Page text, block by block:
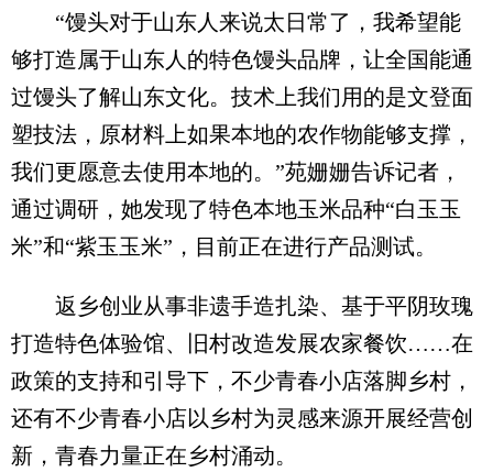
“馒头对于山东人来说太日常了，我希望能
够打造属于山东人的特色馒头品牌，让全国能通
过馒头了解山东文化。技术上我们用的是文登面
塑技法，原材料上如果本地的农作物能够支撑，
我们更愿意去使用本地的。”苑姗姗告诉记者，
通过调研，她发现了特色本地玉米品种“白玉玉
米”和“紫玉玉米”，目前正在进行产品测试。
返乡创业从事非遗手造扎染、基于平阴玫瑰
打造特色体验馆、旧村改造发展农家餐饮……在
政策的支持和引导下，不少青春小店落脚乡村，
还有不少青春小店以乡村为灵感来源开展经营创
新，青春力量正在乡村涌动。